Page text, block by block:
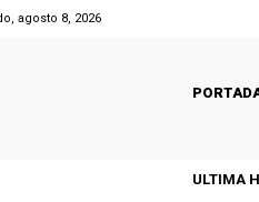
agosto 8, 2026
ULTIMA